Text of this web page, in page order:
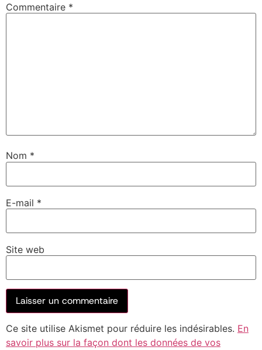
Commentaire *
Nom *
E-mail *
Site web
Ce site utilise Akismet pour réduire les indésirables. En
savoir plus sur la façon dont les données de vos